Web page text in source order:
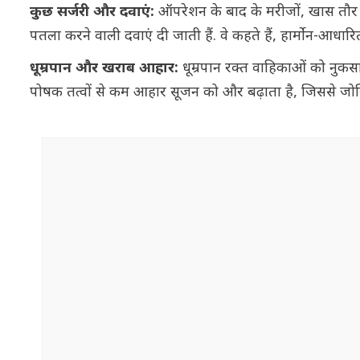
कुछ सर्जरी और दवाएं: ऑपरेशन के बाद के मरीजों, खास तौर
पतला करने वाली दवाएं दी जाती हैं. वे कहते हैं, हार्मोन-
धूम्रपान और खराब आहार: धूम्रपान रक्त वाहिकाओं को
पोषक तत्वों से कम आहार सूजन को और बढ़ाता है, जिससे